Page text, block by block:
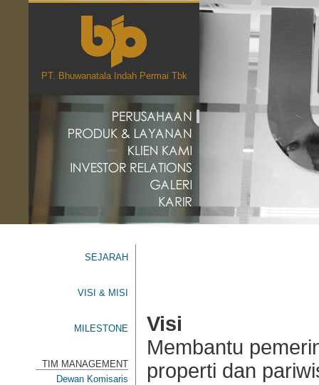
PT. Bhuwanatala Indah Permai Tbk
SEJARAH
VISI & MISI
MILESTONE
TIM MANAGEMENT
Dewan Komisaris
Visi
Membantu
properti dan